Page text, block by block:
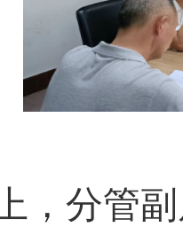
，分管副